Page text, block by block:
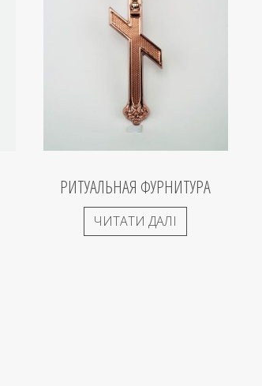
РИТУАЛЬНАЯ ФУРНИТУРА
ЧИТАТИ ДАЛІ